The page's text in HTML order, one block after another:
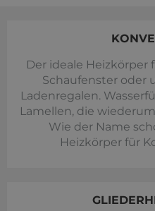
Der ideale Heizkörper
Schaufenster oder
Ladenregalen.
Lamellen, die
Wie der Name
Heizkörper für